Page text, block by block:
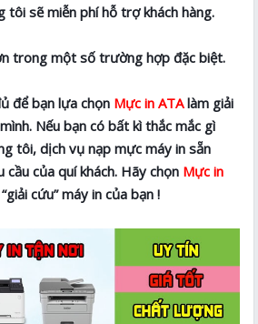
tôi sẽ miễn phí hỗ trợ khách hàng.
trong một số trường hợp đặc biệt.
để bạn lựa chọn Mực in ATAlàm giải
Nếu bạn có bất kì thắc mắc gì
tôi, dịch vụ nạp mực máy in sẵn
của quí khách. Hãy chọn Mực in
cứu” máy in của bạn !